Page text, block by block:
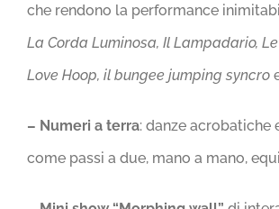
che rendono la performance
La Corda Luminosa, Il Lampadario,
Love Hoop, il bungee jumping syncro
– Numeri a terra: danze acrobatiche
come passi a due, mano a mano,